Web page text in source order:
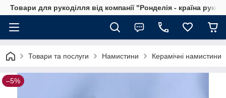
Товари для рукоділля від компанії "Ронделія - країна
Товари та послуги Намистини Керамічні намистини
–5%